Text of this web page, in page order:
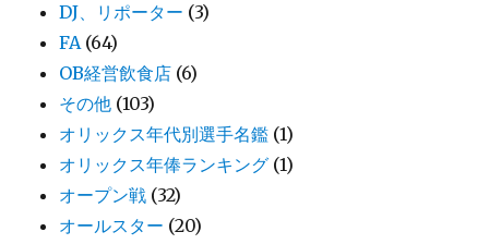
DJ、リポーター (3)
FA(64)
OB経営飲食店 (6)
その他 (103)
オリックス年代別選手名鑑 (1)
オリックス年俸ランキング (1)
オープン戦 (32)
オールスター (20)